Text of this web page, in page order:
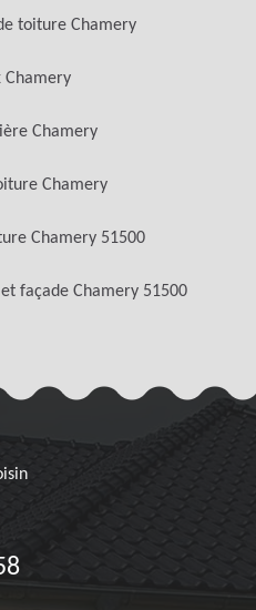
toiture Chamery
Chamery
Chamery
Chamery
Chamery 51500
façade Chamery 51500